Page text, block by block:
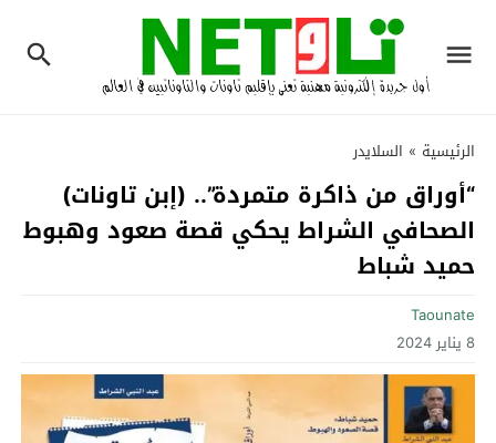
الرئيسية » السلايدر
“أوراق من ذاكرة متمردة”.. (إبن تاونات)
الصحافي الشراط يحكي قصة صعود وهبوط
حميد شباط‎
Taounate
8 يناير 2024